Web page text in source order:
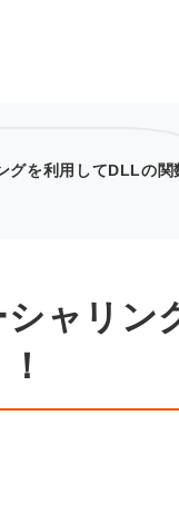
を利用してDLLの関
ャリン